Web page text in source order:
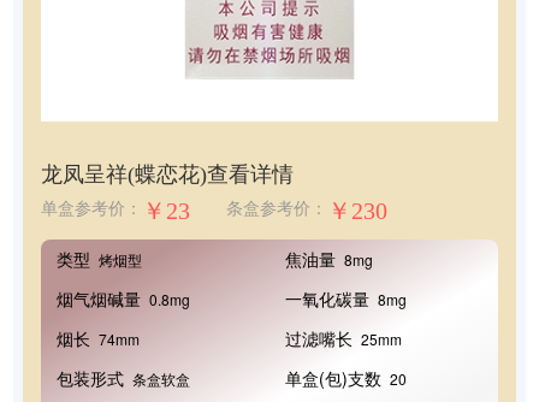
龙凤呈祥(蝶恋花)查看详情
单盒参考价： ￥23 条盒参考价： ￥230
类型 烤烟型 焦油量 8mg
烟气烟碱量 0.8mg 一氧化碳量 8mg
烟长 74mm 过滤嘴长 25mm
包装形式 条盒软盒 单盒(包)支数 20